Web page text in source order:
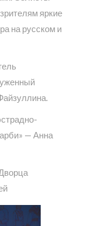
яркие
на русском и
— Анна